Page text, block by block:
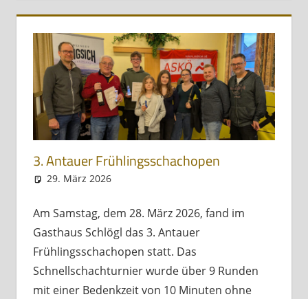
3. Antauer Frühlingsschachopen
29. März 2026
Am Samstag, dem 28. März 2026, fand im
Gasthaus Schlögl das 3. Antauer
Frühlingsschachopen statt. Das
Schnellschachturnier wurde über 9 Runden
mit einer Bedenkzeit von 10 Minuten ohne